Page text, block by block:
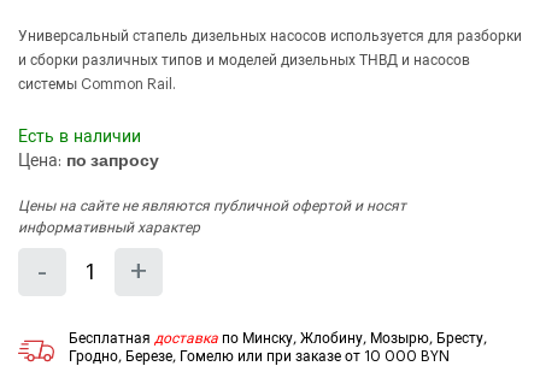
Универсальный стапель дизельных насосов используется для разборки
и сборки различных типов и моделей дизельных ТНВД и насосов
системы Common Rail.
Есть в наличии
Цена: по запросу
Цены на сайте не являются публичной офертой и носят
информативный характер
- Уменьшить
на
еденицу
+
на
еденицу
Бесплатная доставка по Минску, Жлобину, Мозырю, Бресту,
Гродно, Березе, Гомелю или при заказе от 10 000 BYN